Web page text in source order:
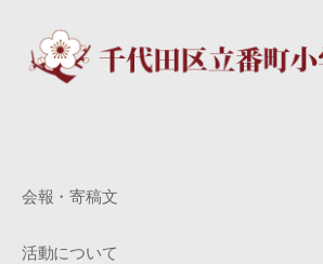
会報・寄稿文
活動について